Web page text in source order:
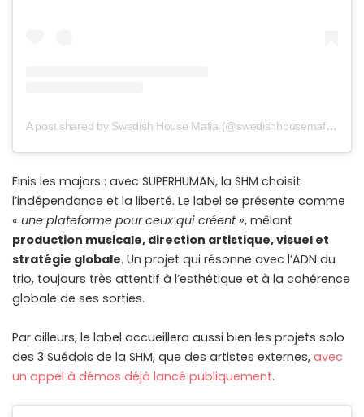
A post shared by Swedish House Mafia (@swedishhousemafia)
Finis les majors : avec SUPERHUMAN, la SHM choisit
l’indépendance et la liberté. Le label se présente comme
« une plateforme pour ceux qui créent », mêlant
production musicale, direction artistique, visuel et
stratégie globale. Un projet qui résonne avec l’ADN du
trio, toujours très attentif à l’esthétique et à la cohérence
globale de ses sorties.
Par ailleurs, le label accueillera aussi bien les projets solo
des 3 Suédois de la SHM, que des artistes externes, avec
un appel à démos déjà lancé publiquement.